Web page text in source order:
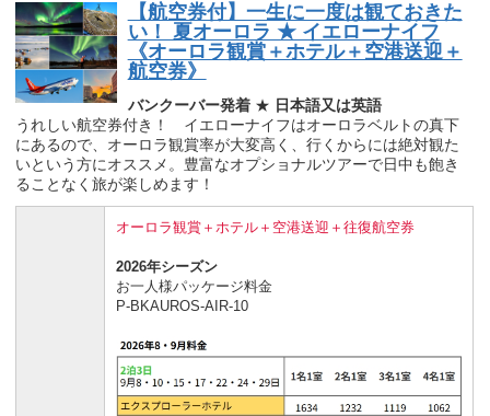
【航空券付】一生に一度は観ておきた
い！ 夏オーロラ ★ イエローナイフ
《オーロラ観賞＋ホテル＋空港送迎＋
航空券》
バンクーバー発着★ 日本語又は英語
うれしい航空券付き！ イエローナイフはオーロラベルトの真下
にあるので、オーロラ観賞率が大変高く、行くからには絶対観た
いという方にオススメ。豊富なオプショナルツアーで日中も飽き
ることなく旅が楽しめます！
オーロラ観賞＋ホテル＋空港送迎＋往復航空券
2026年シーズン
お一人様パッケージ料金
P-BKAUROS-AIR-10